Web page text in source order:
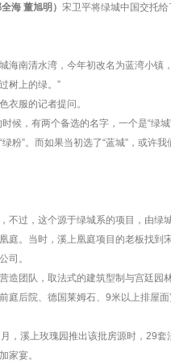
海 董旭明） 宋卫平将绿城中国交托
海南清水湾，今年初改名为蓝湾小
树上的绿。”
衣服的记者提问。
候，有两个备选的名字，一个是“绿
”。而如果当初选了“蓝城”，或许我
过，这个源于绿城系的项目，由绿城
庭。当时，溪上凰庭项目的老板找
司。
造团队，取法式的建筑型制与宫廷
庭后院、德国莱姆石、9米以上排
，溪上玫瑰园推出该批房源时，29
家宴。